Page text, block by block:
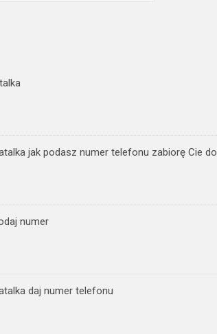
jak podasz numer telefonu zabiorę Cie
numer
daj numer telefonu